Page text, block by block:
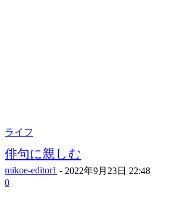
ライフ
俳句に親しむ
mikoe-editor1 - 2022年9月23日 22:48
0